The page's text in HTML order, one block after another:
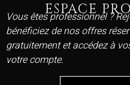
ESPACE
Vous êtes professionnel ?
bénéficiez de nos offres
gratuitement et accédez à
votre compte.